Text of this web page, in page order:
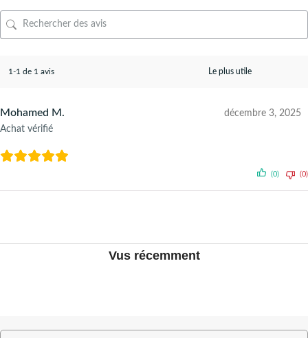
1-1 de 1 avis
Mohamed M.
Achat vérifié
décembre 3, 2025
(0) (0)
Vus récemment